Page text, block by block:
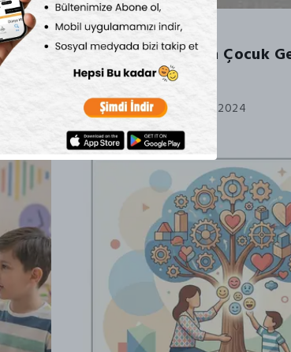
Dış Mekan
Sokak Oyunlarının Çocuk
Önemi
Saturday, November 16, 2024